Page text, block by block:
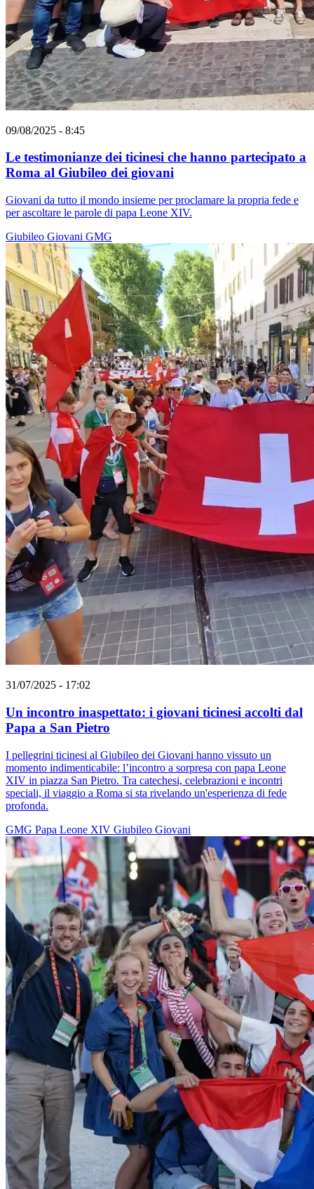
09/08/2025 - 8:45
Le testimonianze dei ticinesi che hanno partecipato a
Roma al Giubileo dei giovani
Giovani da tutto il mondo insieme per proclamare la propria fede e
per ascoltare le parole di papa Leone XIV.
Giubileo Giovani GMG
31/07/2025 - 17:02
Un incontro inaspettato: i giovani ticinesi accolti dal
Papa a San Pietro
I pellegrini ticinesi al Giubileo dei Giovani hanno vissuto un
momento indimenticabile: l’incontro a sorpresa con papa Leone
XIV in piazza San Pietro. Tra catechesi, celebrazioni e incontri
speciali, il viaggio a Roma si sta rivelando un'esperienza di fede
profonda.
GMG Papa Leone XIV Giubileo Giovani